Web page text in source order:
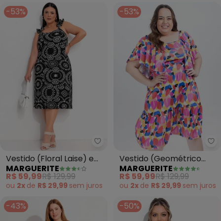
-53%
Marguerite - Vestido (Floral
Vestido (Floral Laise) em
Malha de Viscose
MARGUERITE
R$ 59,99R$ 129,99
ou 2x de R$ 29,99 sem juros
-53%
Vestido (Geométrico
Colorido) em Jersey
Acetinado
MARGUERITE
R$ 59,99R$ 129,99
ou 2x de R$ 29,99 sem juros
-43% -50%